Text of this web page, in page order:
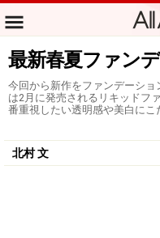
最新春夏ファン
今回から新作をファンデーシ
は2月に発売されるリキッドフ
番重視したい透明感や美白にこ
北村 文